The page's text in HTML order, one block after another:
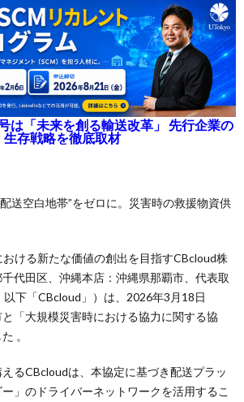
は「未来を創る輸送改革」 先行企業の
生存戦略を徹底取材
送空白地帯”をゼロに。災害時の救援物資供
ける新たな価値の創出を目指すCBcloud株
代田区、沖縄本店：沖縄県那覇市、代表取
下「CBcloud」）は、2026年3月18日
と「大規模災害時における協力に関する協
。
るCBcloudは、本協定に基づき配送プラッ
」のドライバーネットワークを活用するこ